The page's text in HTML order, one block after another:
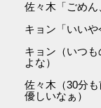
佐々木「ごめん
キョン「いいや
キョン（いつ
よな）
佐々木（30分
優しいなぁ）